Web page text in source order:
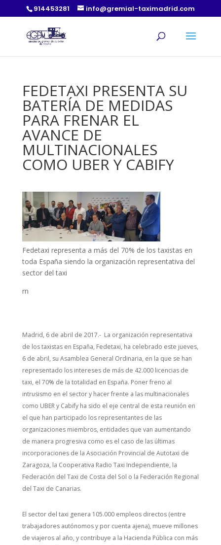
914453281 info@gremial-taximadrid.com
FEDETAXI PRESENTA SU
BATERÍA DE MEDIDAS
PARA FRENAR EL
AVANCE DE
MULTINACIONALES
COMO UBER Y CABIFY
Fedetaxi representa a más del 70% de los taxistas en
toda España siendo la organización representativa del
sector del taxi
rn
Madrid, 6 de abril de 2017.- La organización representativa
de los taxistas en España, Fedetaxi, ha celebrado este jueves,
6 de abril, su Asamblea General Ordinaria, en la que se han
representado los intereses de más de 42.000 licencias de
taxi, el 70% de la totalidad en España. Poner freno al
intrusismo en el sector y hacer frente a las multinacionales
como UBER y Cabify ha sido el eje central de esta reunión en
el que han participado los representantes de las
organizaciones miembros, entidades que van aumentando
de manera progresiva como es el caso de las últimas
incorporaciones de la Asociación Provincial de Autotaxi de
Zaragoza, la Cooperativa Radio Taxi Independiente, la
Federación del Taxi de Costa del Sol o la Federación Regional
del Taxi de Canarias.
El sector del taxi genera 105.000 empleos directos (entre
trabajadores autónomos y por cuenta ajena), mueve millones
de viajeros al año, y contribuye a la Hacienda Pública con más